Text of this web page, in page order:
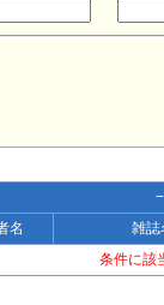
名
雑誌
条件に該